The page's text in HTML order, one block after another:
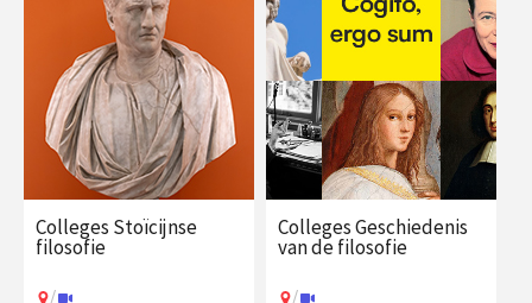
€ 217.00
sep.
Op locatie of online
€ 345.00
vanaf 21
sep.
/ Op locatie of online
Colleges Stoïcijnse
filosofie
Colleges Geschiedenis
van de filosofie